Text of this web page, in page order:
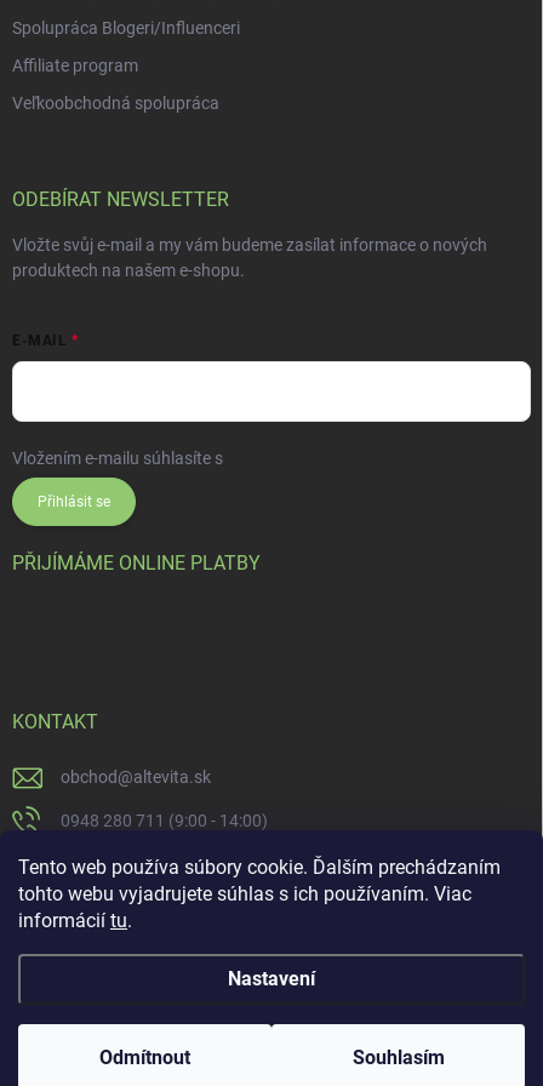
Tento web používa súbory cookie. Ďalším prechádzaním
tohto webu vyjadrujete súhlas s ich používaním. Viac
informácií tu.
Nastavení
Odmítnout Souhlasím
Spolupráca Blogeri/Influenceri
Affiliate program
Veľkoobchodná spolupráca
ODEBÍRAT NEWSLETTER
Vložte svůj e-mail a my vám budeme zasílat informace o nových
produktech na našem e-shopu.
E-MAIL
Vložením e-mailu súhlasíte s
Přihlásit se
PŘIJÍMÁME ONLINE PLATBY
KONTAKT
obchod@altevita.sk
0948 280 711 (9:00 - 14:00)
Altevita.sk
altevita
Copyright 2026Altevita.sk - life - health - beauty. Všechna práva vyhrazena.
Upravit nastavení cookies